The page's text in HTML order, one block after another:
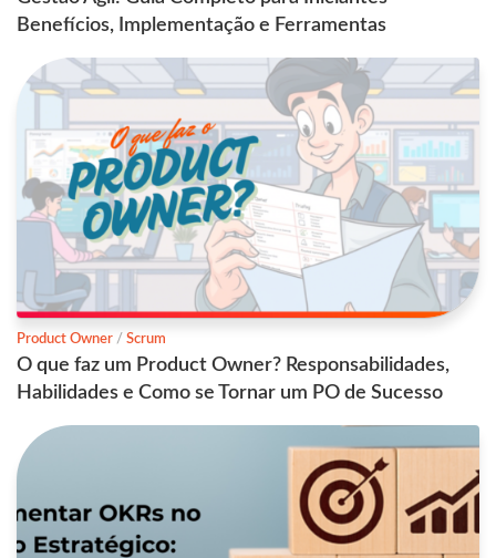
Benefícios, Implementação e Ferramentas
Product Owner / Scrum
O que faz um Product Owner? Responsabilidades,
Habilidades e Como se Tornar um PO de Sucesso